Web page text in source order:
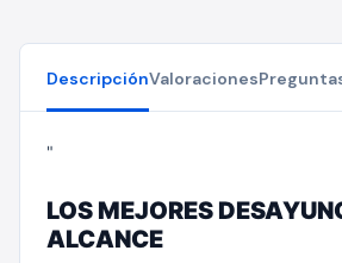
DescripciónValoraciones
"
LOS MEJORES
ALCANCE